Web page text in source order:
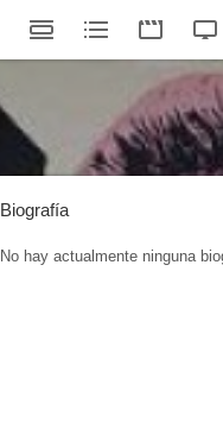
Biografía
No hay actualmente ninguna